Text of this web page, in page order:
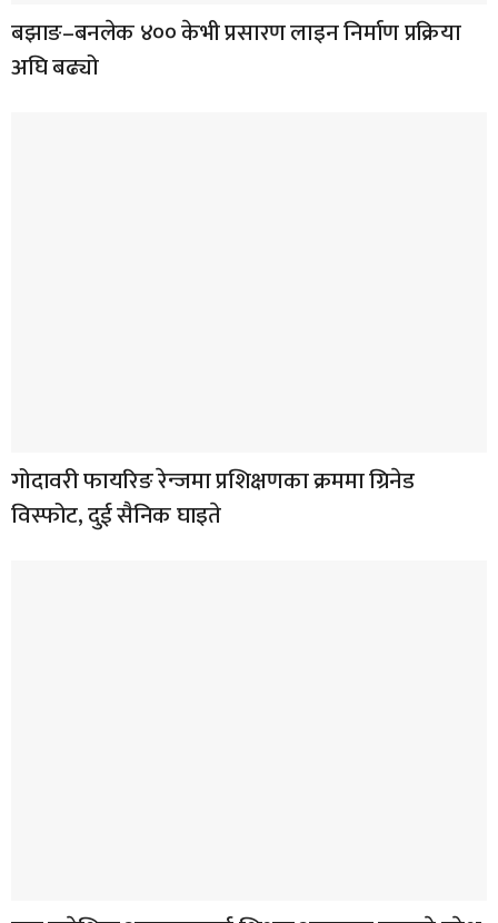
बझाङ–बनलेक ४०० केभी प्रसारण लाइन निर्माण प्रक्रिया
अघि बढ्यो
गोदावरी फायरिङ रेन्जमा प्रशिक्षणका क्रममा ग्रिनेड
विस्फोट, दुई सैनिक घाइते